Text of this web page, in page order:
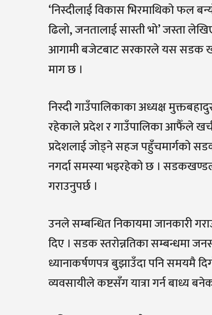
‘निस्दीलाई विकास भिरमाथिको फल
ढिलो, जनतालाई सास्ती भो’ जस्ता
आगामी बजेटबाट सरकारले यस सडक
माग छ ।
निस्दी गाउँपालिकाका अध्यक्ष
रहेकाले प्रदेश र गाउँपालिका आफैँले खर्च
प्रदेशलाई जोड्ने सहज पहुँचमार्गको
नगर्दा समस्या भइरहेको छ ।
गराउनुपर्छ ।
उनले सम्बन्धित निकायमा जानकारी
दिए । सडक स्तरोन्नतिका सम्बन्धमा
ध्यानाकर्षणपत्र बुझाउँदा पनि समयमै
व्यवसायीले कष्टसँग यात्रा गर्न बाध्य